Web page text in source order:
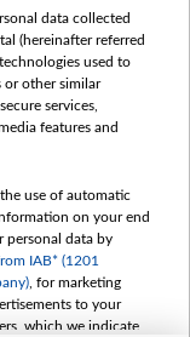
data collected
(hereinafter referred
used to
or other similar
services,
features and
use of automatic
on your end
personal data by
IAB* (1201
, for marketing
to your
which we indicate